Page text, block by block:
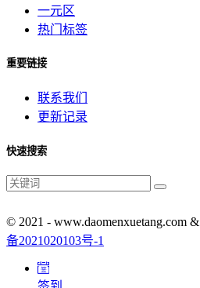
一元区
热门标签
重要链接
联系我们
更新记录
快速搜索
© 2021 - www.daomenxuetang.com
备2021020103号-1